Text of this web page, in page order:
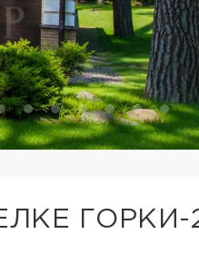
ГОРКИ-